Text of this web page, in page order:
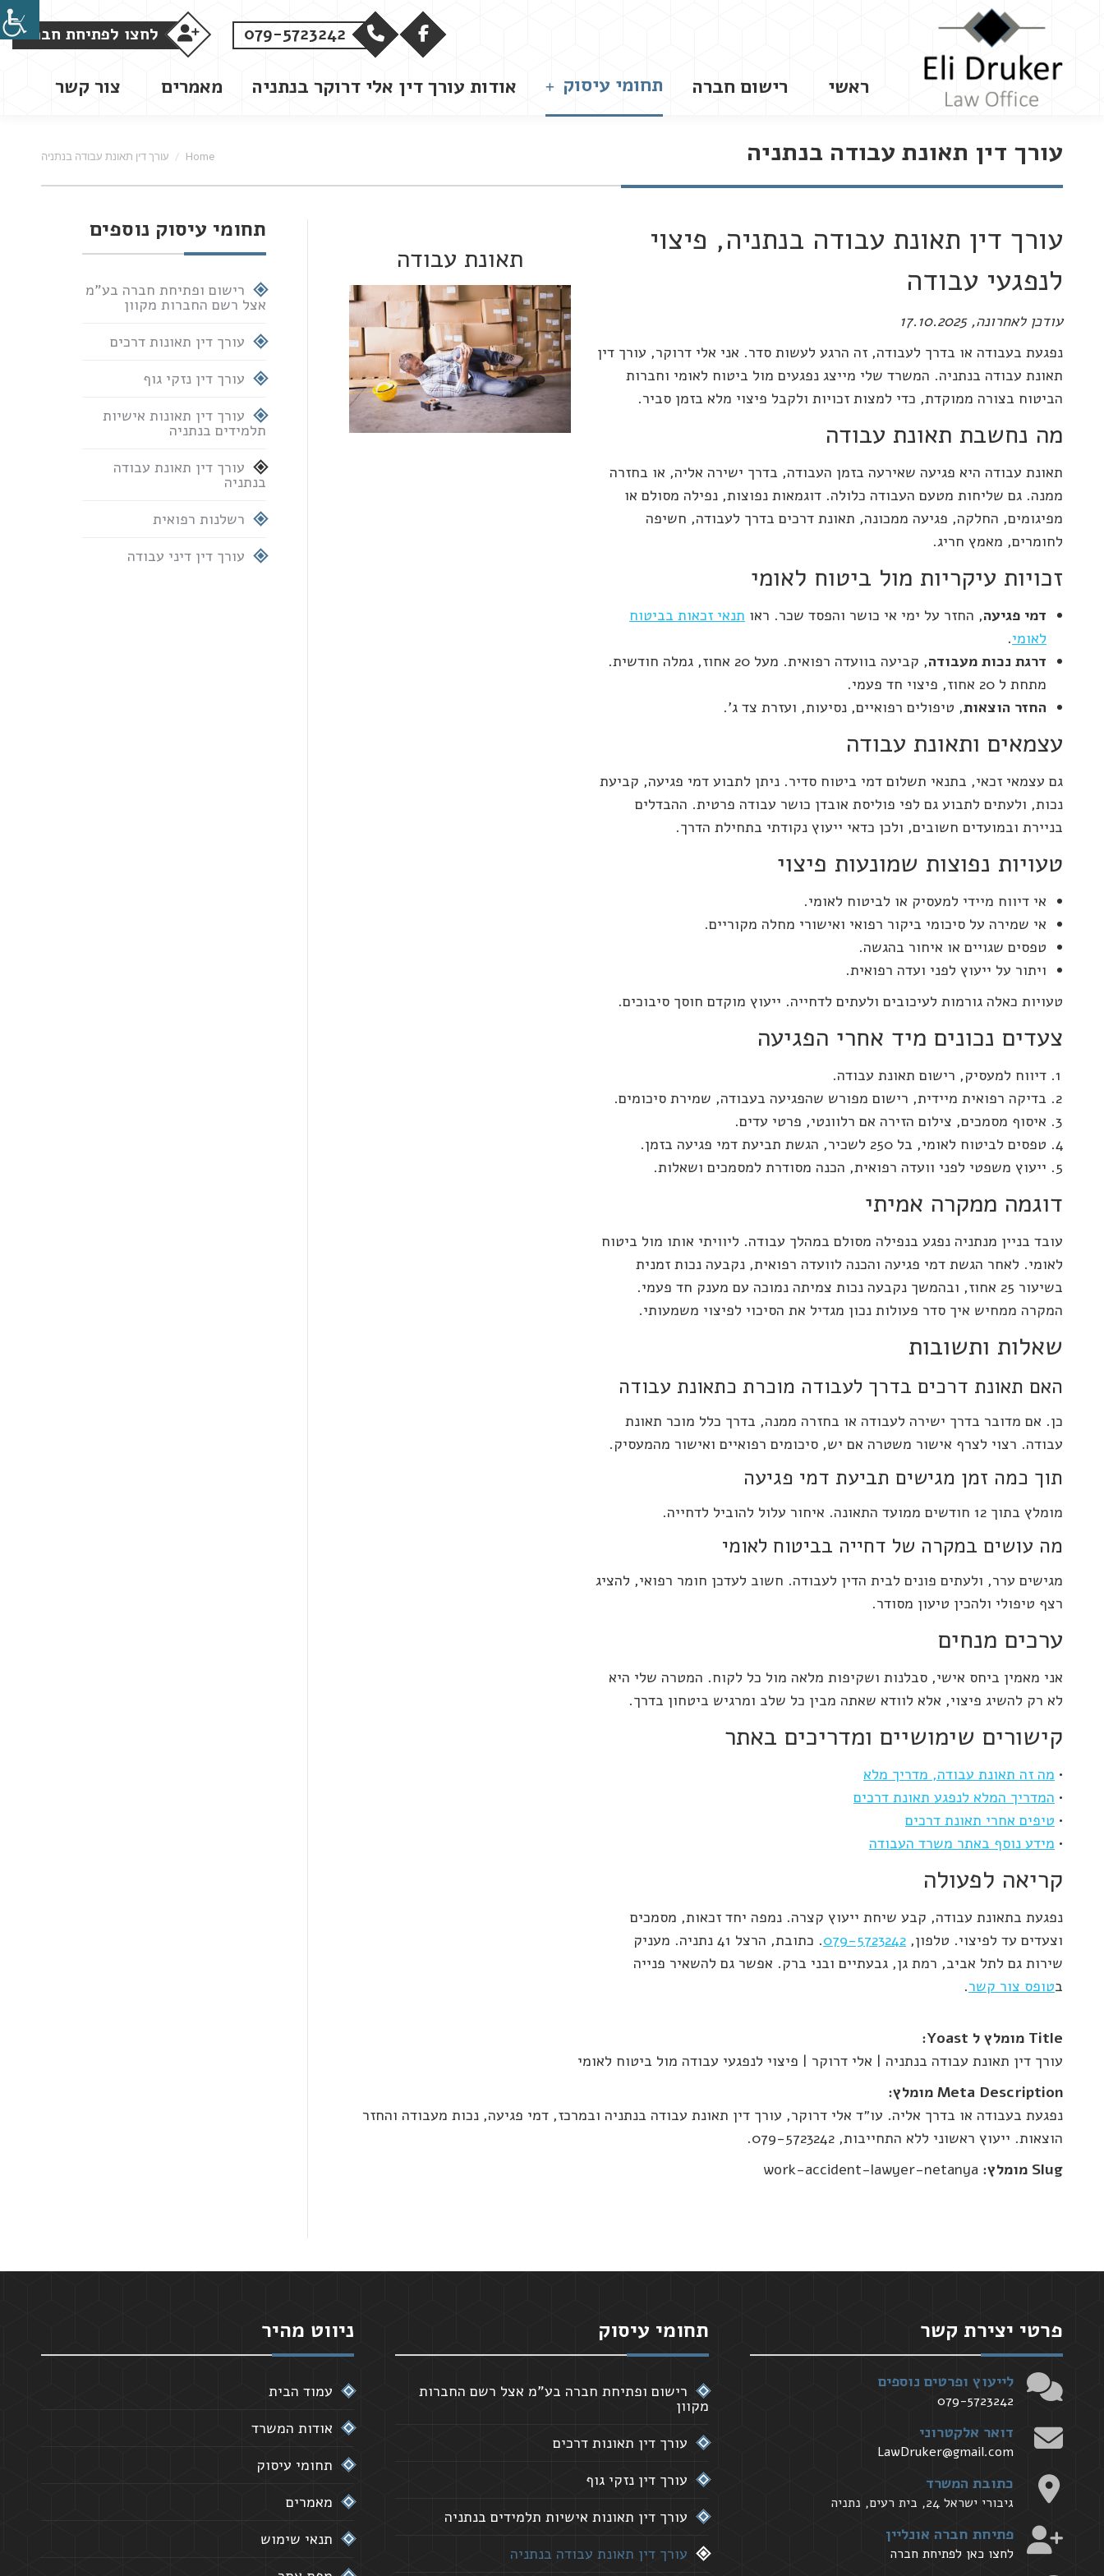
ראשי רישום חברה תחומי עיסוק אודות עורך דין אלי דרוקר בנתניה מאמרים צור קשר
079-5723242 לחצו לפתיחת חברה
עורך דין תאונת עבודה בנתניה You are here:
Home עורך דין תאונת עבודה בנתניה
עורך דין תאונת עבודה בנתניה, פיצוי
לנפגעי עבודה
עודכן לאחרונה, 17.10.2025
נפגעת בעבודה או בדרך לעבודה, זה הרגע לעשות סדר. אני אלי דרוקר, עורך דין
תאונת עבודה בנתניה. המשרד שלי מייצג נפגעים מול ביטוח לאומי וחברות
הביטוח בצורה ממוקדת, כדי למצות זכויות ולקבל פיצוי מלא בזמן סביר.
מה נחשבת תאונת עבודה
תאונת עבודה היא פגיעה שאירעה בזמן העבודה, בדרך ישירה אליה, או בחזרה
ממנה. גם שליחות מטעם העבודה כלולה. דוגמאות נפוצות, נפילה מסולם או
מפיגומים, החלקה, פגיעה ממכונה, תאונת דרכים בדרך לעבודה, חשיפה
לחומרים, מאמץ חריג.
זכויות עיקריות מול ביטוח לאומי
דמי פגיעה, החזר על ימי אי כושר והפסד שכר. ראו תנאי זכאות בביטוח
לאומי.
דרגת נכות מעבודה
, קביעה בוועדה רפואית. מעל 20 אחוז, גמלה חודשית.
מתחת ל 20 אחוז, פיצוי חד פעמי.
החזר הוצאות, טיפולים רפואיים, נסיעות, ועזרת צד ג'.
עצמאים ותאונת עבודה
גם עצמאי זכאי, בתנאי תשלום דמי ביטוח סדיר. ניתן לתבוע דמי פגיעה, קביעת
נכות, ולעתים לתבוע גם לפי פוליסת אובדן כושר עבודה פרטית. ההבדלים
בניירת ובמועדים חשובים, ולכן כדאי ייעוץ נקודתי בתחילת הדרך.
טעויות נפוצות שמונעות פיצוי
אי דיווח מיידי למעסיק או לביטוח לאומי.
אי שמירה על סיכומי ביקור רפואי ואישורי מחלה מקוריים.
טפסים שגויים או איחור בהגשה.
ויתור על ייעוץ לפני ועדה רפואית.
טעויות כאלה גורמות לעיכובים ולעתים לדחייה. ייעוץ מוקדם חוסך סיבוכים.
צעדים נכונים מיד אחרי הפגיעה
דיווח למעסיק, רישום תאונת עבודה.
בדיקה רפואית מיידית, רישום מפורש שהפגיעה בעבודה, שמירת סיכומים.
איסוף מסמכים, צילום הזירה אם רלוונטי, פרטי עדים.
טפסים לביטוח לאומי, בל 250 לשכיר, הגשת תביעת דמי פגיעה בזמן.
ייעוץ משפטי לפני וועדה רפואית, הכנה מסודרת למסמכים ושאלות.
דוגמה ממקרה אמיתי
עובד בניין מנתניה נפגע בנפילה מסולם במהלך עבודה. ליוויתי אותו מול ביטוח
לאומי. לאחר הגשת דמי פגיעה והכנה לוועדה רפואית, נקבעה נכות זמנית
בשיעור 25 אחוז, ובהמשך נקבעה נכות צמיתה נמוכה עם מענק חד פעמי.
המקרה ממחיש איך סדר פעולות נכון מגדיל את הסיכוי לפיצוי משמעותי.
שאלות ותשובות
האם תאונת דרכים בדרך לעבודה מוכרת כתאונת עבודה
כן. אם מדובר בדרך ישירה לעבודה או בחזרה ממנה, בדרך כלל מוכר תאונת
עבודה. רצוי לצרף אישור משטרה אם יש, סיכומים רפואיים ואישור מהמעסיק.
תוך כמה זמן מגישים תביעת דמי פגיעה
מומלץ בתוך 12 חודשים ממועד התאונה. איחור עלול להוביל לדחייה.
מה עושים במקרה של דחייה בביטוח לאומי
מגישים ערר, ולעתים פונים לבית הדין לעבודה. חשוב לעדכן חומר רפואי, להציג
רצף טיפולי ולהכין טיעון מסודר.
ערכים מנחים
אני מאמין ביחס אישי, סבלנות ושקיפות מלאה מול כל לקוח. המטרה שלי היא
לא רק להשיג פיצוי, אלא לוודא שאתה מבין כל שלב ומרגיש ביטחון בדרך.
קישורים שימושיים ומדריכים באתר
• מה זה תאונת עבודה, מדריך מלא
• המדריך המלא לנפגע תאונת דרכים
• טיפים אחרי תאונת דרכים
• מידע נוסף באתר משרד העבודה
קריאה לפעולה
נפגעת בתאונת עבודה, קבע שיחת ייעוץ קצרה. נמפה יחד זכאות, מסמכים
וצעדים עד לפיצוי. טלפון, 079-5723242
. כתובת, הרצל 41 נתניה. מעניק
שירות גם לתל אביב, רמת גן, גבעתיים ובני ברק. אפשר גם להשאיר פנייה
בטופס צור קשר.
תאונת עבודה
Title מומלץ ל Yoast:
עורך דין תאונת עבודה בנתניה | אלי דרוקר | פיצוי לנפגעי עבודה מול ביטוח לאומי
Meta Description מומלץ:
נפגעת בעבודה או בדרך אליה. עו״ד אלי דרוקר, עורך דין תאונת עבודה בנתניה ובמרכז, דמי פגיעה, נכות מעבודה והחזר
הוצאות. ייעוץ ראשוני ללא התחייבות, 079-5723242.
Slug מומלץ:
תחומי עיסוק נוספים
רישום ופתיחת חברה בע"מ
אצל רשם החברות מקוון
עורך דין תאונות דרכים
עורך דין נזקי גוף
עורך דין תאונות אישיות
תלמידים בנתניה
עורך דין תאונת עבודה
בנתניה
רשלנות רפואית
עורך דין דיני עבודה
פרטי יצירת קשר
לייעוץ ופרטים נוספים
079-5723242
דואר אלקטרוני
LawDruker@gmail.com
כתובת המשרד
גיבורי ישראל 24, בית רעים, נתניה
פתיחת חברה אונליין
לחצו כאן לפתיחת חברה
תחומי עיסוק
רישום ופתיחת חברה בע"מ אצל רשם החברות
מקוון
עורך דין תאונות דרכים
עורך דין נזקי גוף
עורך דין תאונות אישיות תלמידים בנתניה
עורך דין תאונת עבודה בנתניה
ניווט מהיר
עמוד הבית
אודות המשרד
תחומי עיסוק
מאמרים
תנאי שימוש